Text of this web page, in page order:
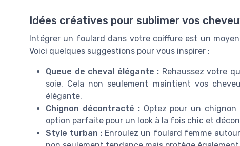
Idées créatives pour sublimer vos
Intégrer un foulard dans votre coiffure est un
Voici quelques suggestions pour vous inspirer :
Queue de cheval élégante : Rehaussez votre
soie. Cela non seulement maintient vos
élégante.
Chignon décontracté :Optez pour un chignon
option parfaite pour un look à la fois chic et
Style turban : Enroulez un foulard femme